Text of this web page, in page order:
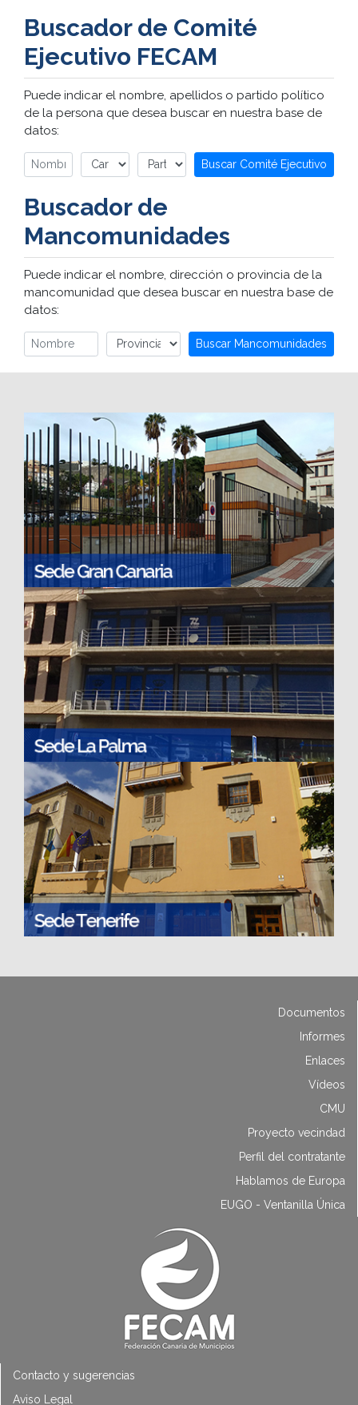
Buscador de Comité
Ejecutivo FECAM
Puede indicar el nombre, apellidos o partido político
de la persona que desea buscar en nuestra base de
datos:
Buscar Comité Ejecutivo
Buscador de
Mancomunidades
Puede indicar el nombre, dirección o provincia de la
mancomunidad que desea buscar en nuestra base de
datos:
Buscar Mancomunidades
Documentos
Informes
Enlaces
Vídeos
CMU
Proyecto vecindad
Perfil del contratante
Hablamos de Europa
EUGO - Ventanilla Única
Contacto y sugerencias
Aviso Legal